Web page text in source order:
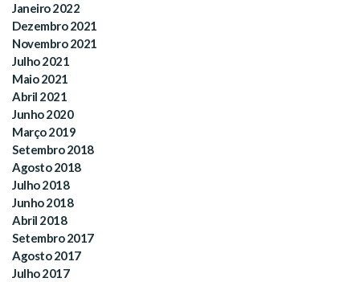
Janeiro 2022
Dezembro 2021
Novembro 2021
Julho 2021
Maio 2021
Abril 2021
Junho 2020
Março 2019
Setembro 2018
Agosto 2018
Julho 2018
Junho 2018
Abril 2018
Setembro 2017
Agosto 2017
Julho 2017